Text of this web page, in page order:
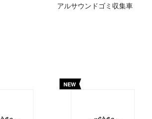
アルサウンドゴミ収集車
NEW